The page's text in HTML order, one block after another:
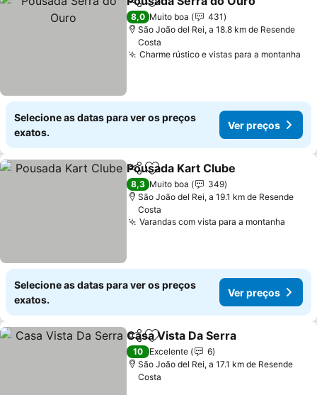
PartilharAdicionar aos favoritos
8,0 Muito boa
431
São João del Rei, a 18.8 km de Resende
Costa
Charme rústico e vistas para a montanha
Selecione as datas para ver os preços
exatos.
Ver preços
PartilharAdicionar aos favoritos
Pousada Kart Clube
8,3 Muito boa
349
São João del Rei, a 19.1 km de Resende
Costa
Varandas com vista para a montanha
Selecione as datas para ver os preços
exatos.
Ver preços
PartilharAdicionar aos favoritos
Casa Vista Da Serra
10 Excelente
6
São João del Rei, a 17.1 km de Resende
Costa